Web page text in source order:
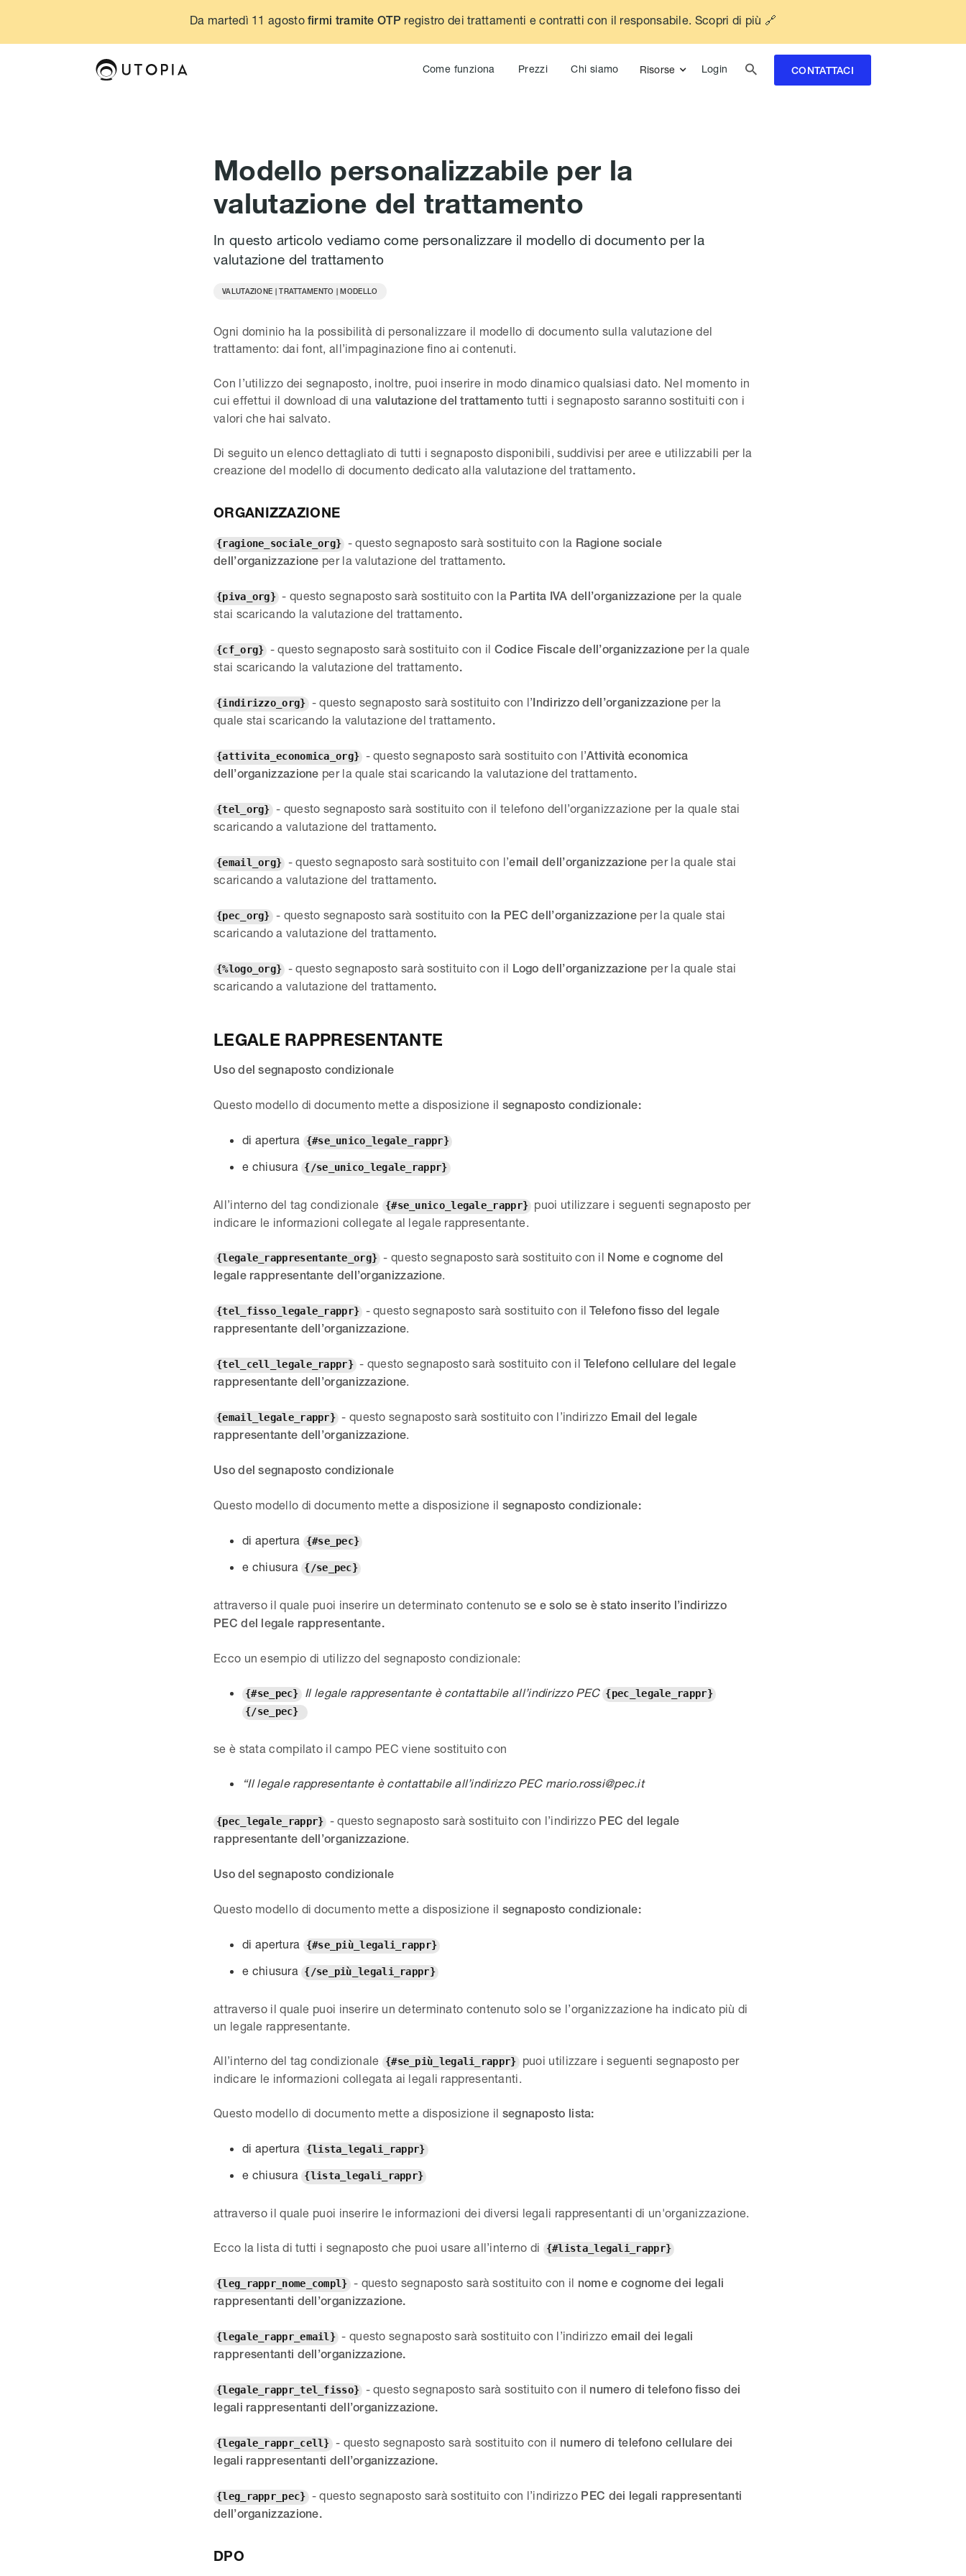
Da martedì 11 agostofirmi tramite OTP registro dei trattamenti e contratti con il responsabile. Scopri di più 🔗
Come funziona Prezzi Chi siamo Risorse Login  CONTATTACI
Modello personalizzabile per la
valutazione del trattamento
In questo articolo vediamo come personalizzare il modello di documento per la
valutazione del trattamento
VALUTAZIONE | TRATTAMENTO | MODELLO
Ogni dominio ha la possibilità di personalizzare il modello di documento sulla valutazione del
trattamento: dai font, all’impaginazione fino ai contenuti.
Con l’utilizzo dei segnaposto, inoltre, puoi inserire in modo dinamico qualsiasi dato. Nel momento in
cui effettui il download di una valutazione del trattamento tutti i segnaposto saranno sostituiti con i
valori che hai salvato.
Di seguito un elenco dettagliato di tutti i segnaposto disponibili, suddivisi per aree e utilizzabili per la
creazione del modello di documento dedicato alla valutazione del trattamento.
ORGANIZZAZIONE
{ragione_sociale_org} - questo segnaposto sarà sostituito con la Ragione sociale
dell’organizzazione per la valutazione del trattamento.
{piva_org} - questo segnaposto sarà sostituito con la Partita IVA dell’organizzazione per la quale
stai scaricando la valutazione del trattamento.
{cf_org} - questo segnaposto sarà sostituito con il Codice Fiscale dell’organizzazioneper la quale
stai scaricando la valutazione del trattamento.
{indirizzo_org} - questo segnaposto sarà sostituito con l’Indirizzo dell’organizzazione per la
quale stai scaricando la valutazione del trattamento.
{attivita_economica_org} - questo segnaposto sarà sostituito con l’Attività economica
dell’organizzazione per la quale stai scaricando la valutazione del trattamento.
{tel_org} - questo segnaposto sarà sostituito con il telefono dell’organizzazione per la quale stai
scaricando a valutazione del trattamento.
{email_org} - questo segnaposto sarà sostituito con l’email dell’organizzazione per la quale stai
scaricando a valutazione del trattamento.
{pec_org} - questo segnaposto sarà sostituito con la PEC dell’organizzazione per la quale stai
scaricando a valutazione del trattamento.
{%logo_org} - questo segnaposto sarà sostituito con il Logo dell’organizzazione per la quale stai
scaricando a valutazione del trattamento.
LEGALE RAPPRESENTANTE
Uso del segnaposto condizionale
Questo modello di documento mette a disposizione il segnaposto condizionale:
di apertura {#se_unico_legale_rappr}
e chiusura {/se_unico_legale_rappr}
All’interno del tag condizionale {#se_unico_legale_rappr} puoi utilizzare i seguenti segnaposto per
indicare le informazioni collegate al legale rappresentante.
{legale_rappresentante_org} - questo segnaposto sarà sostituito con il Nome e cognome del
legale rappresentante dell’organizzazione.
{tel_fisso_legale_rappr} - questo segnaposto sarà sostituito con ilTelefono fisso del legale
rappresentante dell’organizzazione.
{tel_cell_legale_rappr} - questo segnaposto sarà sostituito con ilTelefono cellulare del legale
rappresentante dell’organizzazione.
{email_legale_rappr} - questo segnaposto sarà sostituito con l’indirizzo Email del legale
rappresentante dell’organizzazione.
Uso del segnaposto condizionale
Questo modello di documento mette a disposizione il segnaposto condizionale:
di apertura {#se_pec}
e chiusura {/se_pec}
attraverso il quale puoi inserire un determinato contenuto se e solo se è stato inserito l’indirizzo
PEC del legale rappresentante.
Ecco un esempio di utilizzo del segnaposto condizionale:
{#se_pec} Il legale rappresentante è contattabile all’indirizzo PEC {pec_legale_rappr}
{/se_pec}
se è stata compilato il campo PEC viene sostituito con
“Il legale rappresentante è contattabile all’indirizzo PEC mario.rossi@pec.it
{pec_legale_rappr} - questo segnaposto sarà sostituito con l’indirizzo PEC del legale
rappresentante dell’organizzazione.
Uso del segnaposto condizionale
Questo modello di documento mette a disposizione il segnaposto condizionale:
di apertura {#se_più_legali_rappr}
e chiusura {/se_più_legali_rappr}
attraverso il quale puoi inserire un determinato contenuto solo se l’organizzazione ha indicato più di
un legale rappresentante.
All’interno del tag condizionale {#se_più_legali_rappr} puoi utilizzare i seguenti segnaposto per
indicare le informazioni collegata ai legali rappresentanti.
Questo modello di documento mette a disposizione il segnaposto lista:
di apertura {lista_legali_rappr}
e chiusura {lista_legali_rappr}
attraverso il quale puoi inserire le informazioni dei diversi legali rappresentanti di un'organizzazione.
Ecco la lista di tutti i segnaposto che puoi usare all’interno di {#lista_legali_rappr}
{leg_rappr_nome_compl} - questo segnaposto sarà sostituito con il nome e cognome dei legali
rappresentanti dell’organizzazione.
{legale_rappr_email} - questo segnaposto sarà sostituito con l’indirizzo email dei legali
rappresentanti dell’organizzazione.
{legale_rappr_tel_fisso} - questo segnaposto sarà sostituito con il numero di telefono fisso dei
legali rappresentanti dell’organizzazione.
{legale_rappr_cell} - questo segnaposto sarà sostituito con il numero di telefono cellulare dei
legali rappresentanti dell’organizzazione.
{leg_rappr_pec} - questo segnaposto sarà sostituito con l’indirizzo PEC dei legali rappresentanti
dell’organizzazione.
DPO